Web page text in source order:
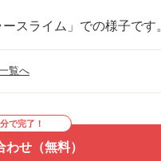
スライム」での様子です。
覧へ
で完了！
わせ（無料）